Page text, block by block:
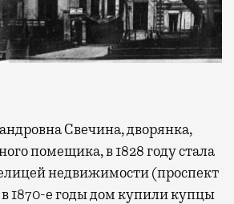
Свечина, дворянка,
помещика, в 1828 году стала
недвижимости (проспект
в 1870-е годы дом купили купцы